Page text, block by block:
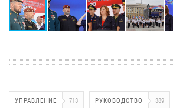
УПРАВЛЕНИЕ 713 РУКОВОДСТВО 389